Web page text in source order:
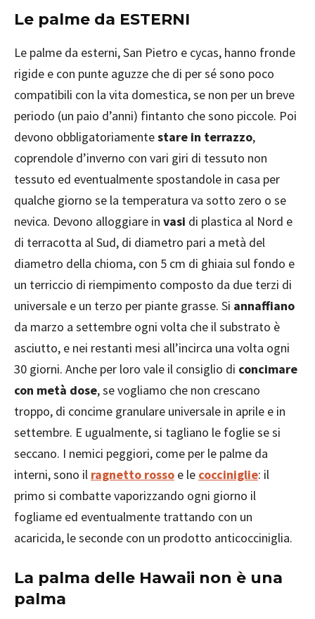
Le palme da ESTERNI
Le palme da esterni, San Pietro e cycas, hanno fronde
rigide e con punte aguzze che di per sé sono poco
compatibili con la vita domestica, se non per un breve
periodo (un paio d’anni) fintanto che sono piccole. Poi
devono obbligatoriamentestare in terrazzo,
coprendole d’inverno con vari giri di tessuto non
tessuto ed eventualmente spostandole in casa per
qualche giorno se la temperatura va sotto zero o se
nevica. Devono alloggiare in vasi di plastica al Nord e
di terracotta al Sud, di diametro pari a metà del
diametro della chioma, con 5 cm di ghiaia sul fondo e
un terriccio di riempimento composto da due terzi di
universale e un terzo per piante grasse. Si annaffiano
da marzo a settembre ogni volta che il substrato è
asciutto, e nei restanti mesi all’incirca una volta ogni
30 giorni. Anche per loro vale il consiglio di concimare
con metà dose, se vogliamo che non crescano
troppo, di concime granulare universale in aprile e in
settembre. E ugualmente, si tagliano le foglie se si
seccano. I nemici peggiori, come per le palme da
interni, sono il ragnetto rosso e le cocciniglie: il
primo si combatte vaporizzando ogni giorno il
fogliame ed eventualmente trattando con un
acaricida, le seconde con un prodotto anticocciniglia.
La palma delle Hawaii non è una
palma